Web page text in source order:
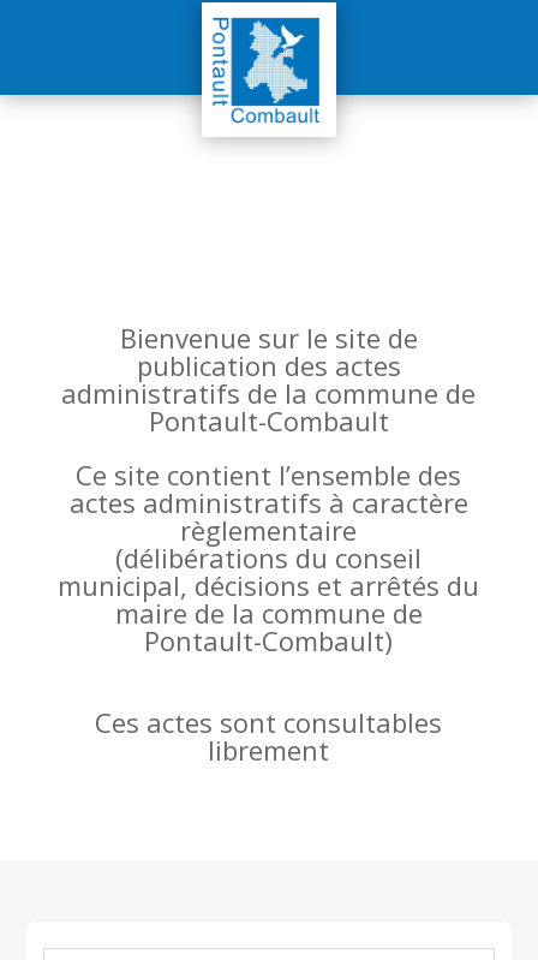
Bienvenue sur le site de
publication des actes
administratifs de la commune de
Pontault-Combault
Ce site contient l’ensemble des
actes administratifs à caractère
règlementaire
(délibérations du conseil
municipal, décisions et arrêtés du
maire de la commune de
Pontault-Combault)
Ces actes sont consultables
librement